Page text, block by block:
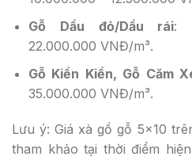
Gỗ Dầu đỏ/Dầu rái:
22.000.000 VNĐ/m³.
Gỗ Kiền Kiền, Gỗ Căm
35.000.000 VNĐ/m³.
Lưu ý: Giá xà gồ gỗ 5×10
tham khảo tại thời điểm